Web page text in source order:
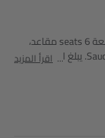
يعتبر انفنتي QX60 Autograph سيارة إس يو في بسعة 6 seats مقاعد،
ومتوفرة بسعر يبدأ من SAR 340,000 في Saudi Arabia. يبلغ ارتفاعه عن
اقرأ المزيد